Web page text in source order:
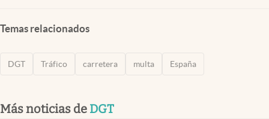
Temas relacionados
DGT Tráfico carretera multa España
Más noticias de DGT